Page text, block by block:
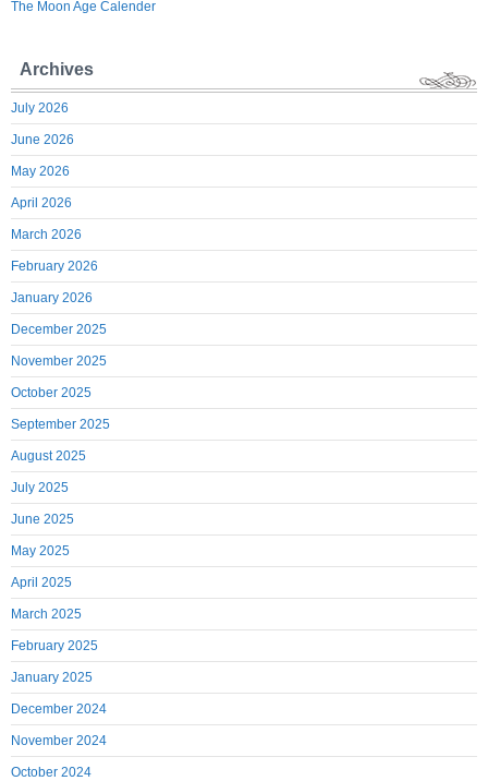
The Moon Age Calender
Archives
July 2026
June 2026
May 2026
April 2026
March 2026
February 2026
January 2026
December 2025
November 2025
October 2025
September 2025
August 2025
July 2025
June 2025
May 2025
April 2025
March 2025
February 2025
January 2025
December 2024
November 2024
October 2024